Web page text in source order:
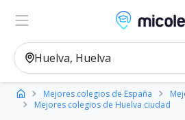
Micole,
Ver en el mapa
Mejores colegios de España
Mejores colegios de Huelva ciudad